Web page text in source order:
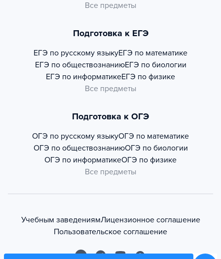
Все предметы
Подготовка к ЕГЭ
ЕГЭ по русскому языкуЕГЭ по математике
ЕГЭ по обществознаниюЕГЭ по биологии
ЕГЭ по информатикеЕГЭ по физике
Все предметы
Подготовка к ОГЭ
ОГЭ по русскому языкуОГЭ по математике
ОГЭ по обществознаниюОГЭ по биологии
ОГЭ по информатикеОГЭ по физике
Все предметы
Учебным заведениямЛицензионное соглашение
Пользовательское соглашение